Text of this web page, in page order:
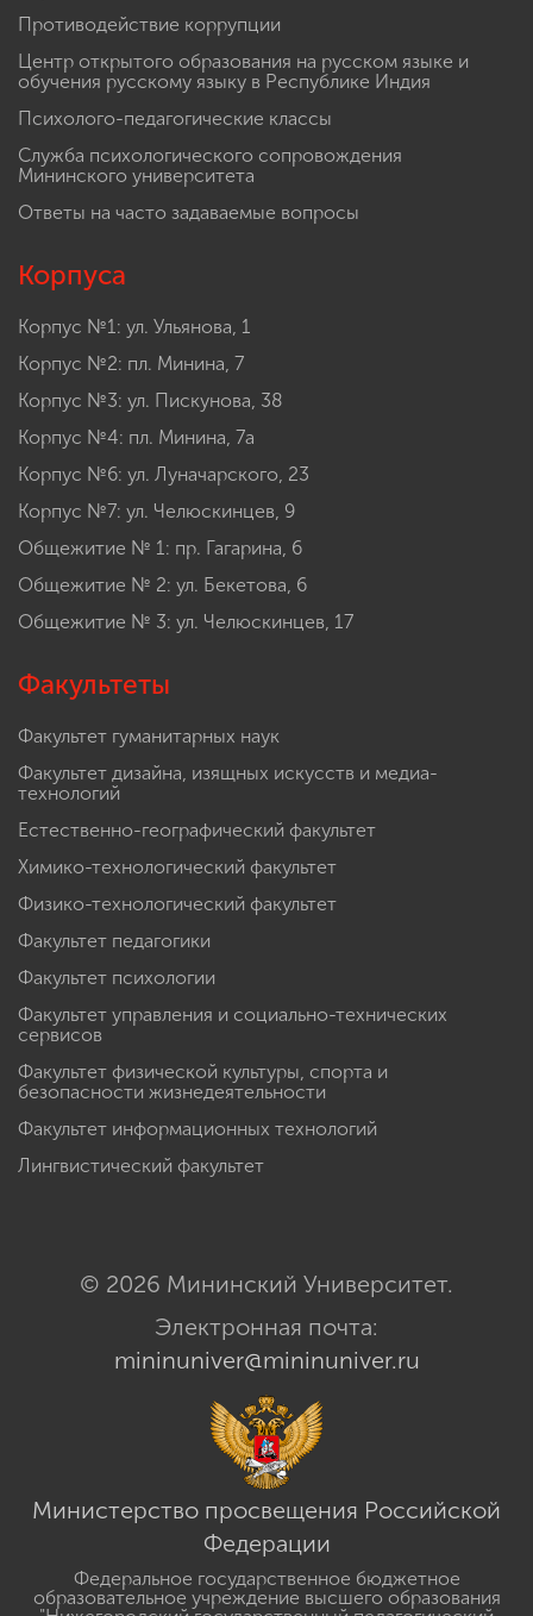
Противодействие коррупции
Центр открытого образования на русском языке и
обучения русскому языку в Республике Индия
Психолого-педагогические классы
Служба психологического сопровождения
Мининского университета
Ответы на часто задаваемые вопросы
Корпуса
Корпус №1: ул. Ульянова, 1
Корпус №2: пл. Минина, 7
Корпус №3: ул. Пискунова, 38
Корпус №4: пл. Минина, 7а
Корпус №6: ул. Луначарского, 23
Корпус №7: ул. Челюскинцев, 9
Общежитие № 1: пр. Гагарина, 6
Общежитие № 2: ул. Бекетова, 6
Общежитие № 3: ул. Челюскинцев, 17
Факультеты
Факультет гуманитарных наук
Факультет дизайна, изящных искусств и медиа-
технологий
Естественно-географический факультет
Химико-технологический факультет
Физико-технологический факультет
Факультет педагогики
Факультет психологии
Факультет управления и социально-технических
сервисов
Факультет физической культуры, спорта и
безопасности жизнедеятельности
Факультет информационных технологий
Лингвистический факультет
© 2026 Мининский Университет.
Электронная почта:
mininuniver@mininuniver.ru
Министерство просвещения Российской
Федерации
Федеральное государственное бюджетное
образовательное учреждение высшего образования